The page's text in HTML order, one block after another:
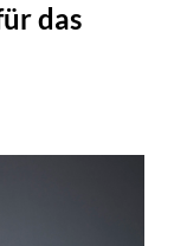
das